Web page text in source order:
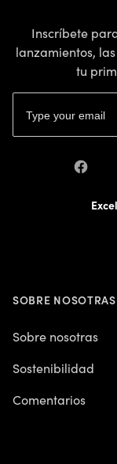
Inscríbete
lanzamientos,
tu
SOBRE NOSOTRAS
Sobre nosotras
Sostenibilidad
Comentarios